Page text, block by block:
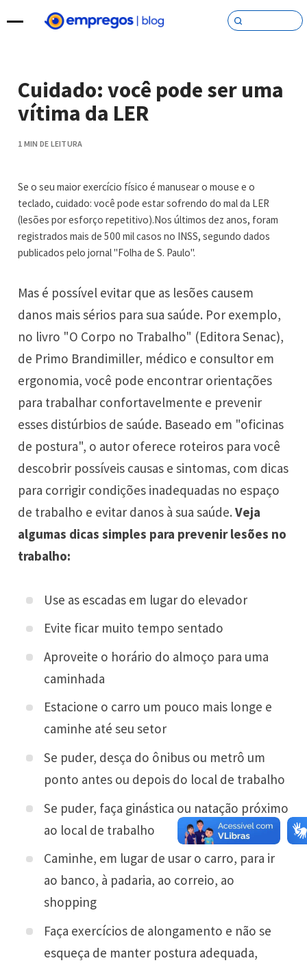
Pular para o conteúdo
Cuidado: você pode ser uma
vítima da LER
1 MIN DE LEITURA
Se o seu maior exercício físico é manusear o mouse e o
teclado, cuidado: você pode estar sofrendo do mal da LER
(lesões por esforço repetitivo).Nos últimos dez anos, foram
registrados mais de 500 mil casos no INSS, segundo dados
publicados pelo jornal "Folha de S. Paulo".
Mas é possível evitar que as lesões causem
danos mais sérios para sua saúde. Por exemplo,
no livro "O Corpo no Trabalho" (Editora Senac),
de Primo Brandimiller, médico e consultor em
ergonomia, você pode encontrar orientações
para trabalhar confortavelmente e prevenir
esses distúrbios de saúde. Baseado em "oficinas
de postura", o autor oferece roteiros para você
descobrir possíveis causas e sintomas, com dicas
para corrigir condições inadequadas no espaço
de trabalho e evitar danos à sua saúde.Veja
algumas dicas simples para prevenir lesões no
trabalho:
Use as escadas em lugar do elevador
Evite ficar muito tempo sentado
Aproveite o horário do almoço para uma
caminhada
Estacione o carro um pouco mais longe e
caminhe até seu setor
Se puder, desça do ônibus ou metrô um
ponto antes ou depois do local de trabalho
Se puder, faça ginástica ou natação próximo
ao local de trabalho
Caminhe, em lugar de usar o carro, para ir
ao banco, à padaria, ao correio, ao
shopping
Faça exercícios de alongamento e não se
esqueça de manter postura adequada,